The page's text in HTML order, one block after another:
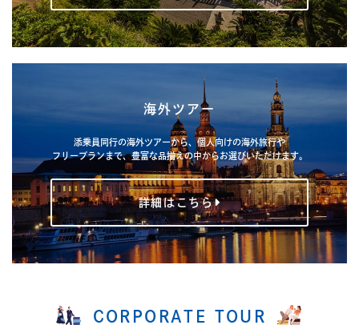
海外ツアー
添乗員同行の海外ツアーから、個人向けの海外旅行や
フリープランまで、豊富な品揃えの中からお選びいただけます。
詳細はこちら
CORPORATE TOUR